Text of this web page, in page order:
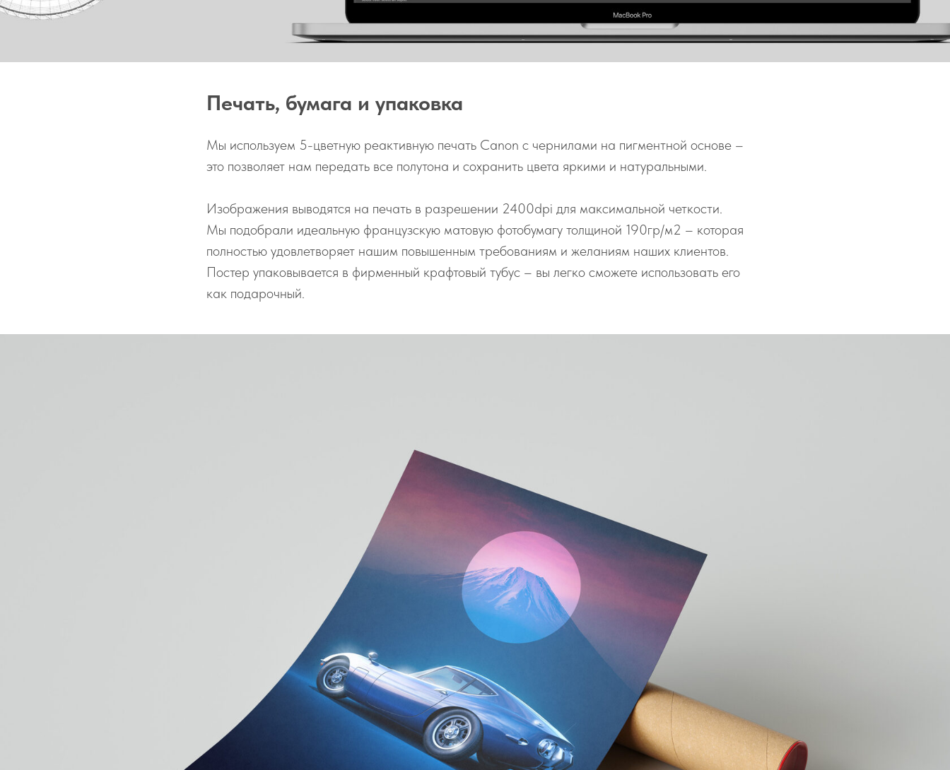
Печать, бумага и упаковка
Мы используем 5-цветную реактивную печать Canon с чернилами на пигментной основе –
это позволяет нам передать все полутона и сохранить цвета яркими и натуральными.
Изображения выводятся на печать в разрешении 2400dpi для максимальной четкости.
Мы подобрали идеальную французскую матовую фотобумагу толщиной 190гр/м2 – которая
полностью удовлетворяет нашим повышенным требованиям и желаниям наших клиентов.
Постер упаковывается в фирменный крафтовый тубус – вы легко сможете использовать его
как подарочный.